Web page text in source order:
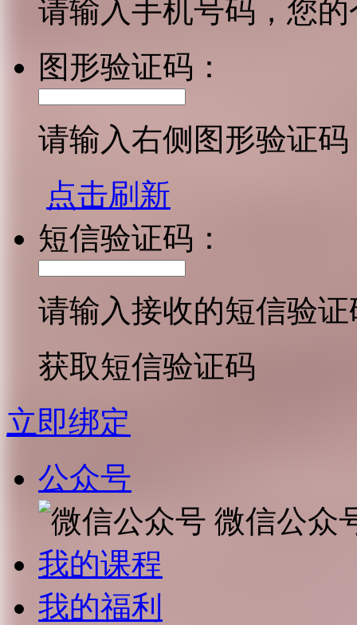
请输入手机号码，您
图形验证码：
请输入右侧图形验证码
点击刷新
短信验证码：
请输入接收的短信验证
获取短信验证码
立即绑定
公众号
微信公众
我的课程
我的福利